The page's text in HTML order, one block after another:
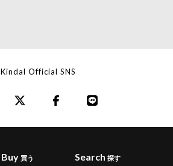
Kindal Official SNS
Buy 買う Search 探す